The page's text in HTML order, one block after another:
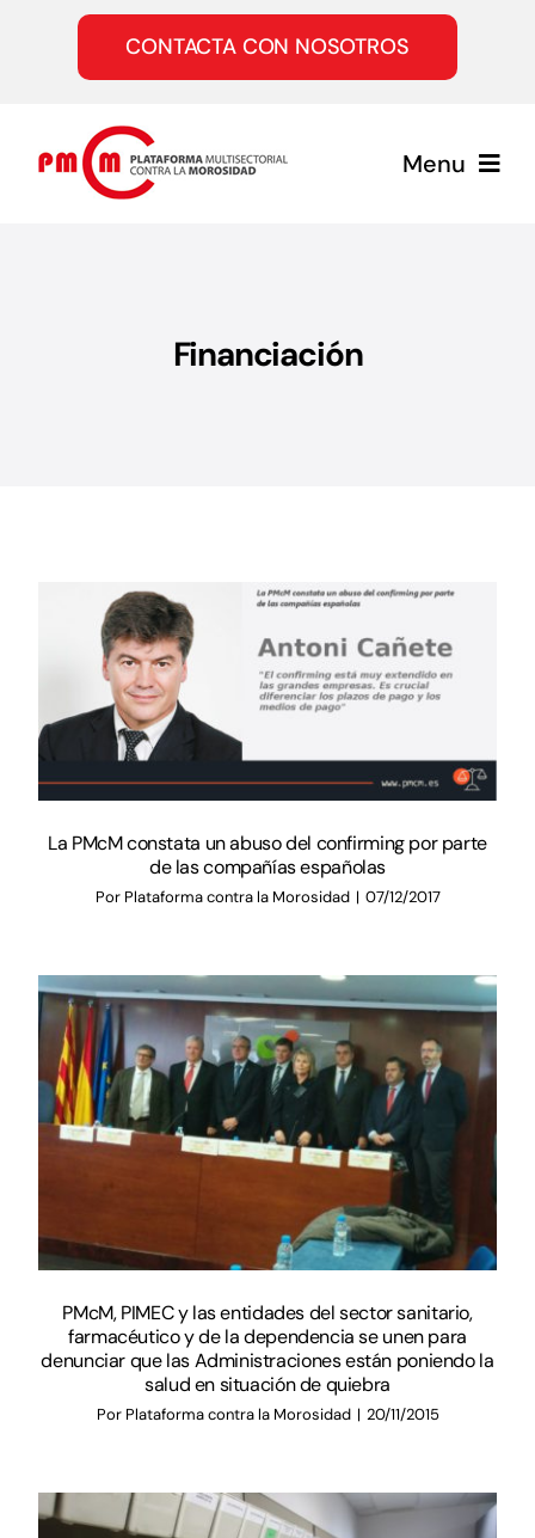
contenido
CONTACTA CON NOSOTROS
Menu
Agenda
Prensa
Blog
Financiación
La PMcM constata un abuso del confirming por parte
de las compañías españolas
Por Plataforma contra la Morosidad | 07/12/2017
PMcM, PIMEC y las entidades del sector sanitario,
farmacéutico y de la dependencia se unen para
denunciar que las Administraciones están poniendo la
salud en situación de quiebra
Por Plataforma contra la Morosidad | 20/11/2015